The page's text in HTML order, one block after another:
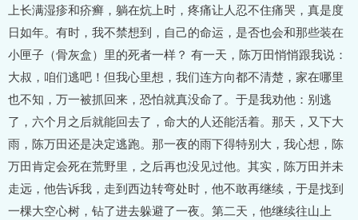
上长满湿疹和疥癣，躺在炕上时，疼痛让人忍不住痛哭，真是度
日如年。有时，我不禁想到，自己的命运，是否也会和那些装在
小匣子（骨灰盒）里的死者一样？ 有一天，陈万田悄悄跟我说：
大叔，咱们逃吧！但我心里想，我们连方向都不清楚，家在哪里
也不知，万一被抓回来，恐怕就真没命了。于是我劝他：别逃
了，六个月之后就能回去了，命大的人还能活着。那天，又下大
雨，陈万田还是决定逃跑。那一夜的雨下得特别大，我心想，陈
万田肯定会死在荒野里，之后再也没见过他。其实，陈万田并未
走远，他告诉我，走到西边转弯处时，他不敢再继续，于是找到
一棵大空心树，钻了进去躲避了一夜。第二天，他继续往山上